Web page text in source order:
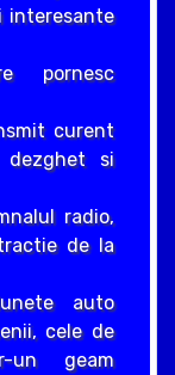
interesante
pornesc
curent
si
radio,
de la
auto
cele de
un geam